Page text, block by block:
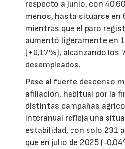
respecto a junio, con
menos, hasta situarse en
mientras que el paro
aumentó ligeramente en
(+0,17%), alcanzando los
desempleados.
Pese al fuerte descenso
afiliación, habitual por la
distintas campañas
interanual refleja una
estabilidad, con solo 231
que en julio de 2025 (-